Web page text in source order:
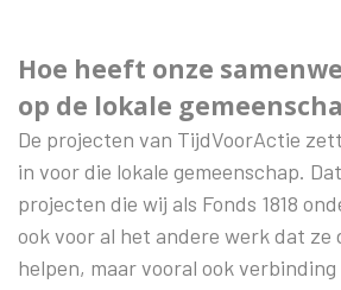
Hoe heeft onze
op de lokale
De projecten van TijdVoorActie
in voor die lokale gemeenschap.
projecten die wij als Fonds 1818
ook voor al het andere werk dat ze
helpen, maar vooral ook